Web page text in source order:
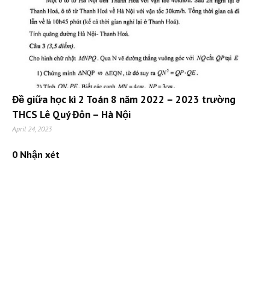
Đề giữa học kì 2 Toán 8 năm 2022 – 2023 trường
THCS Lê Quý Đôn – Hà Nội
April 24, 2023
0 Nhận xét